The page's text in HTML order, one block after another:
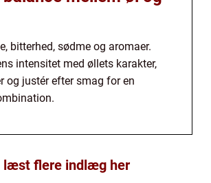
bitterhed, sødme og aromaer.
intensitet med øllets karakter,
og justér efter smag for en
læst flere indlæg her